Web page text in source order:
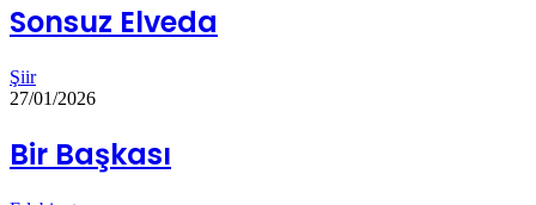
Sonsuz Elveda
Şiir
27/01/2026
Bir Başkası